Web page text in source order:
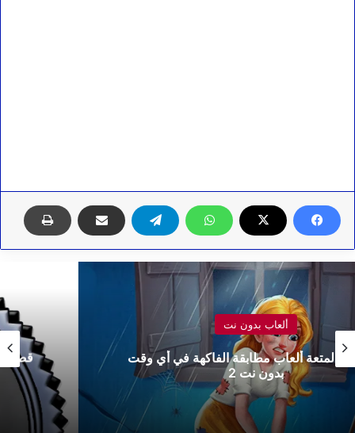
ألعاب بدون نت
قصص مؤثرة | تطبيق يجمع بين سحر القصص والعبر
المؤثرة (بدون إنترنت)